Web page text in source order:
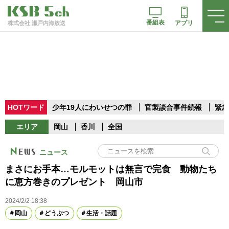
株式会社 瀬戸内海放送 番組表 アプリ
HOTワード 少年19人にわいせつの罪 官製談合事件続報 緊
エリア 岡山 香川 全国
ニュース
まさにお手本…モルモットは無言で完食 動物たち
に恵方巻きのプレゼント 岡山市
2024/2/2 18:38
岡山
どうぶつ 生活・話題